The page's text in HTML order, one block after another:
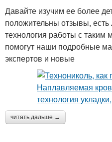
Давайте изучим ее более
положительны отзывы, есть
технология работы с
помогут наши подробные
экспертов и новые
читать дальше →